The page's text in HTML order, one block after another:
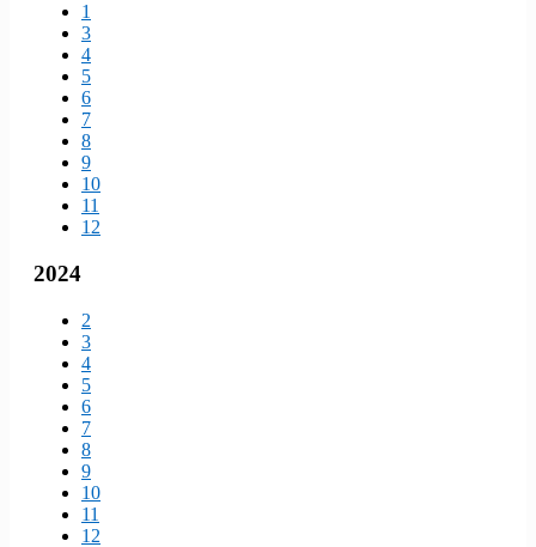
1
3
4
5
6
7
8
9
10
11
12
2024
2
3
4
5
6
7
8
9
10
11
12